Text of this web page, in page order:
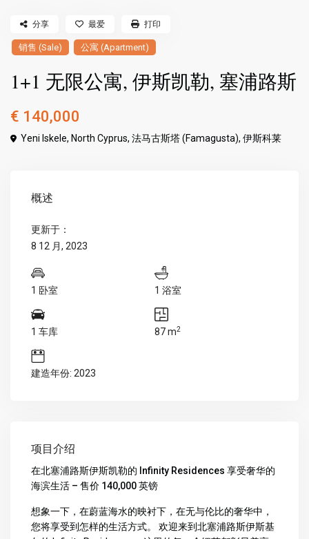
销售 (Sale) 公寓 (Apartment)
1+1 无限公寓, 伊斯凯勒, 塞浦路斯
€ 140,000
Yeni Iskele, North Cyprus,法马古斯塔 (Famagusta),伊斯科莱
分享 最爱 打印
概述
更新于：
8 12 月, 2023
1 卧室 1 浴室
1 车库 87 m2
建造年份: 2023
项目介绍
在北塞浦路斯伊斯凯勒的 Infinity Residences 享受奢华的
海滨生活 – 售价 140,000 英镑
想象一下，在蔚蓝海水的映衬下，在无与伦比的奢华中，
您将享受到怎样的生活方式。 欢迎来到北塞浦路斯伊斯基